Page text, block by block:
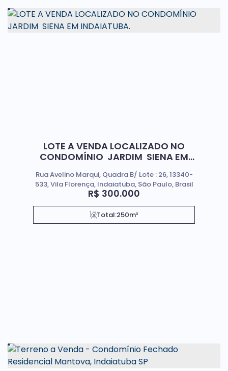
LOTE A VENDA LOCALIZADO NO
CONDOMÍNIO JARDIM SIENA EM
INDAIATUBA.
R$ 300.000
Rua Avelino Marqui, Quadra B/ Lote : 26, 13340-
533, Vila Florença, Indaiatuba, São Paulo, Brasil
Total:250m²